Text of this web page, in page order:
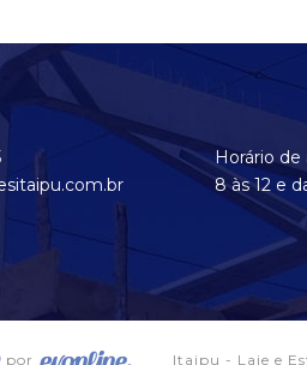
Horário
8 às 12 e
por Itaipu - Laje e